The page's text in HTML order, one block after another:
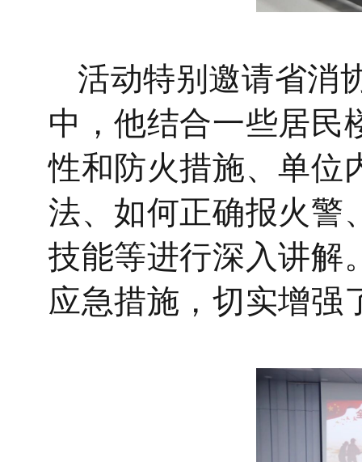
活动特别邀请省消
中，他结合一些居民
性和防火措施、单位
法、如何正确报火警
技能等进行深入讲解
应急措施 ，切实增